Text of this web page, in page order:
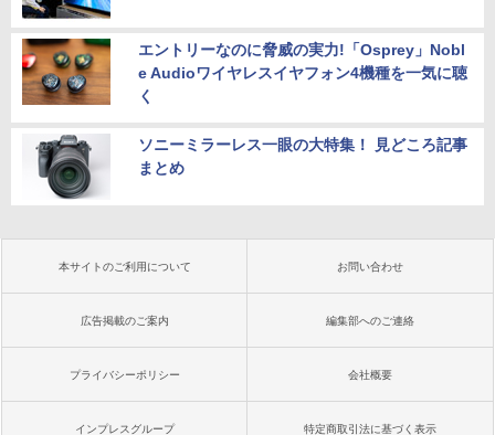
エントリーなのに脅威の実力!「Osprey」Nobl
e Audioワイヤレスイヤフォン4機種を一気に聴
く
ソニーミラーレス一眼の大特集！ 見どころ記事
まとめ
本サイトのご利用について お問い合わせ
広告掲載のご案内 編集部へのご連絡
プライバシーポリシー 会社概要
インプレスグループ 特定商取引法に基づく表示